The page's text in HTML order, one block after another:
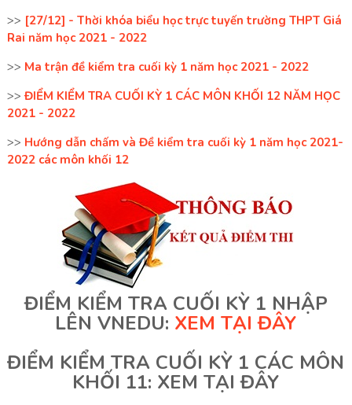
>> [27/12] - Thời khóa biểu học trực tuyến trường THPT Giá
Rai năm học 2021 - 2022
>> Ma trận đề kiểm tra cuối kỳ 1 năm học 2021 - 2022
>>ĐIỂM KIỂM TRA CUỐI KỲ 1 CÁC MÔN KHỐI 12 NĂM HỌC
2021 - 2022
>> Hướng dẫn chấm và Đề kiểm tra cuối kỳ 1 năm học 2021-
2022 các môn khối 12
ĐIỂM KIỂM TRA CUỐI KỲ 1 NHẬP
LÊN VNEDU: XEMTẠI ĐÂY
ĐIỂM KIỂM TRA CUỐI KỲ 1 CÁC MÔN
KHỐI 11: XEMTẠI ĐÂY